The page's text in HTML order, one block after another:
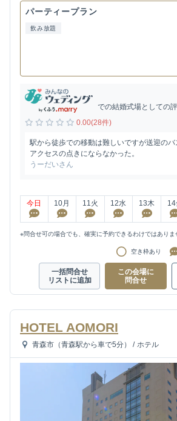
パーティープラン
飲み放題
での結婚式場としての
0.00(28件)
駅から徒歩での移動は難しいですが送迎の
アクセスの点きにならなかった。
うーだいさん
今日 10月 11火 12水 13木 14
※問合せ可の場合でも、確実に予約できるわけではありま
空き枠あり
一括問合せ
リストに追加
この会場に
問合せ
HOTEL AOMORI
青森市（青森駅から車で5分） / ホテル